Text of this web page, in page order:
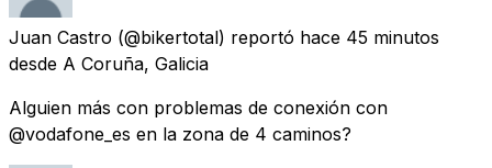
Juan Castro (@bikertotal) reportó hace 45 minutos
desde A Coruña, Galicia
Alguien más con problemas de conexión con
@vodafone_es en la zona de 4 caminos?